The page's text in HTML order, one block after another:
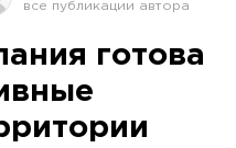
Оренбург
готова